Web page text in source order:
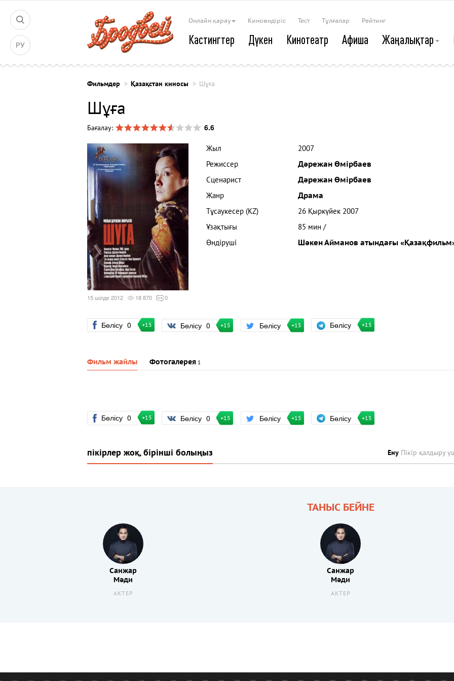
РУ
Онлайн қарау Киноөндіріс Тест Тұлғалар Рейтинг
Кастингтер Дүкен Кинотеатр Афиша Жаңалықтар
Фильмдер Қазақстан киносы Шұға
Шұға
Бағалау: 6.6
15 шілде 2012 18 870 0
Жыл
2007
Режиссер
Дәрежан Өмірбаев
Сценарист
Дәрежан Өмірбаев
Жанр
Драма
Тұсаукесер (KZ)
26 Қыркүйек 2007
Ұзақтығы
85 мин /
Өндіруші
Шәкен Айманов атындағы
Бөлісу 0 +15 Бөлісу 0 +15 Бөлісу +15 Бөлісу +15
Фильм жайлы Фотогалерея 1
Бөлісу 0 +15 Бөлісу 0 +15 Бөлісу +15 Бөлісу +15
пікірлер жоқ, бірінші болыңыз Ену Пікір қалдыру
ТАНЫС БЕЙНЕ
Санжар
Мәди
АКТЕР
Санжар
Мәди
АКТЕР